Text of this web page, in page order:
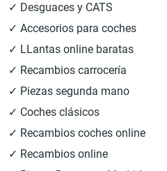
✓ Desguaces y CATS
✓ Accesorios para coches
✓ LLantas online baratas
✓ Recambios carrocería
✓ Piezas segunda mano
✓ Coches clásicos
✓ Recambios coches online
✓ Recambios online